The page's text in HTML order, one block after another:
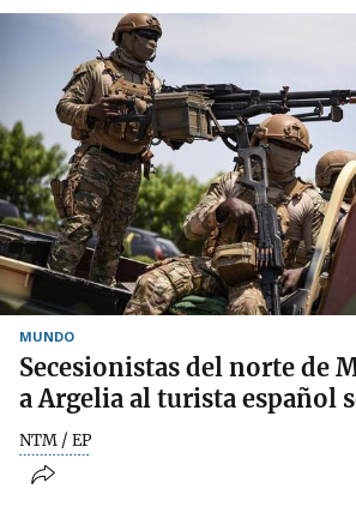
MUNDO
Secesionistas del norte de
a Argelia al turista español
NTM / EP